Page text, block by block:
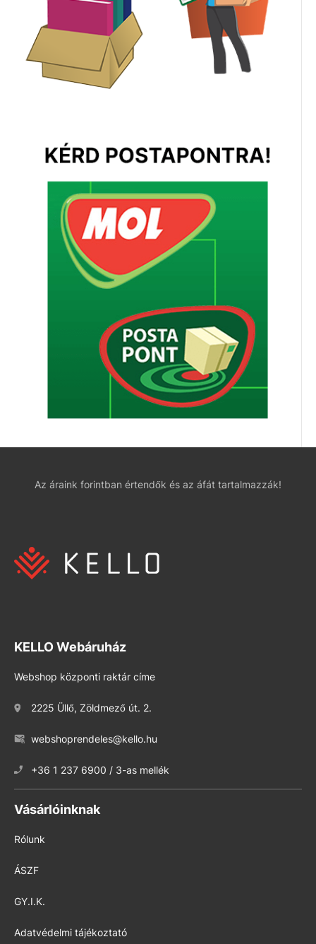
Az áraink forintban értendők és az áfát tartalmazzák!
KELLO Webáruház
Webshop központi raktár címe
2225 Üllő, Zöldmező út. 2.
webshoprendeles@kello.hu
+36 1 237 6900 / 3-as mellék
Vásárlóinknak
Rólunk
ÁSZF
GY.I.K.
Adatvédelmi tájékoztató